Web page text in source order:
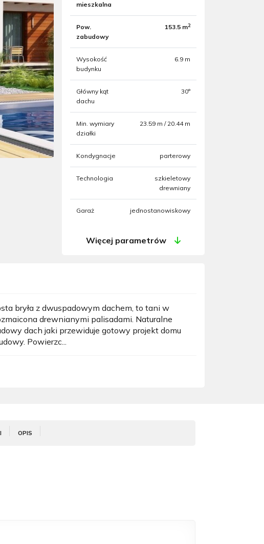
bryła z dwuspadowym dachem, to tani w
drewnianymi palisadami. Naturalne
dach jaki przewiduje gotowy projekt domu
Powierzc...
mieszkalna
Pow.
zabudowy
153.5 m2
Wysokość
budynku
6.9 m
Główny kąt
dachu
30°
Min. wymiary
działki
23.59 m / 20.44 m
Kondygnacje parterowy
Technologia
szkieletowy
drewniany
Garaż jednostanowiskowy
Więcej parametrów
OPIS